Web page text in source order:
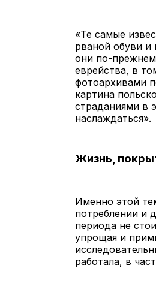
«Те самые
рваной обуви
они по-
еврейства, в
фотоархивами
картина
страданиями в
наслаждаться».
Жизнь,
Именно этой
потреблении и
периода не
упрощая и
работала, в